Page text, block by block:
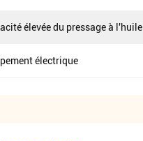
élevée du pressage à l'huile
électrique